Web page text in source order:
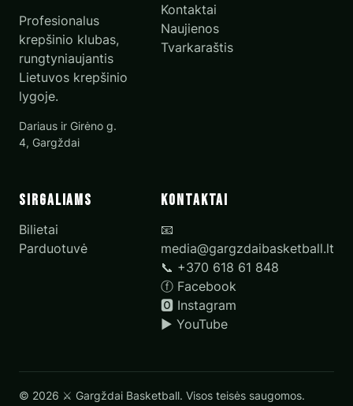
Profesionalus
krepšinio klubas,
rungtyniaujantis
Lietuvos krepšinio
lygoje.
Dariaus ir Girėno g.
4, Gargždai
Kontaktai
Naujienos
Tvarkaraštis
Sirgaliams
Bilietai
Parduotuvė
Kontaktai
📧
media@gargzdaibasketball.lt
📞 +370 618 61 848
ⓕ Facebook
🅾 Instagram
▶ YouTube
© 2026 ⚔️ Gargždai Basketball. Visos teisės saugomos.